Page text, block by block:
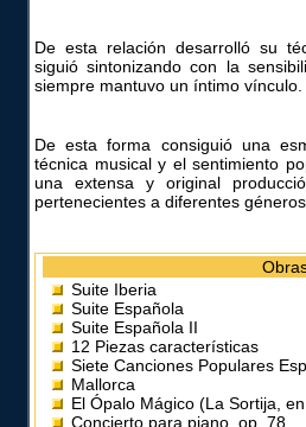
De esta relación desarrolló su
siguió sintonizando con la
siempre mantuvo un íntimo vínculo.
De esta forma consiguió una
técnica musical y el sentimiento
una extensa y original
pertenecientes a diferentes
Suite Iberia
Suite Española
Suite Española II
12 Piezas características
Siete Canciones Populares
Mallorca
El Ópalo Mágico (La Sortija,
Concierto para piano, op. 78